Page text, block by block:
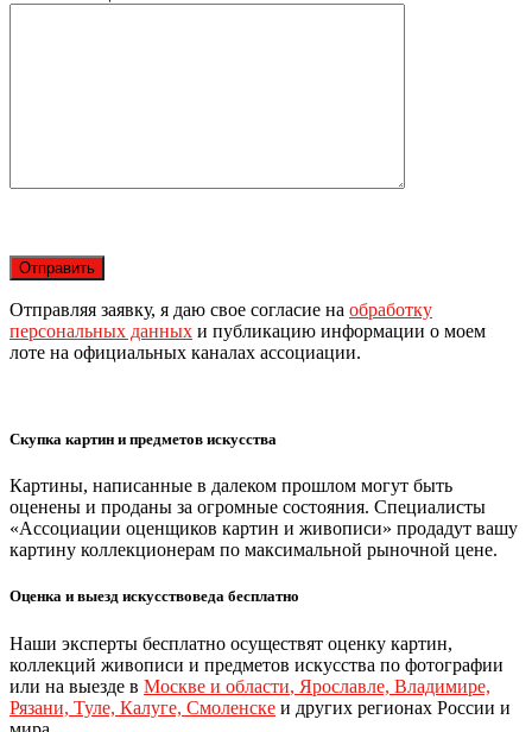
Отправляя заявку, я даю свое согласие на обработку
персональных данных и публикацию информации о моем
лоте на официальных каналах ассоциации.
Скупка картин и предметов искусства
Картины, написанные в далеком прошлом могут быть
оценены и проданы за огромные состояния. Специалисты
«Ассоциации оценщиков картин и живописи» продадут вашу
картину коллекционерам по максимальной рыночной цене.
Оценка и выезд искусствоведа бесплатно
Наши эксперты бесплатно осуществят оценку картин,
коллекций живописи и предметов искусства по фотографии
или на выезде в Москве и области, Ярославле, Владимире,
Рязани, Туле, Калуге, Смоленске и других регионах России и